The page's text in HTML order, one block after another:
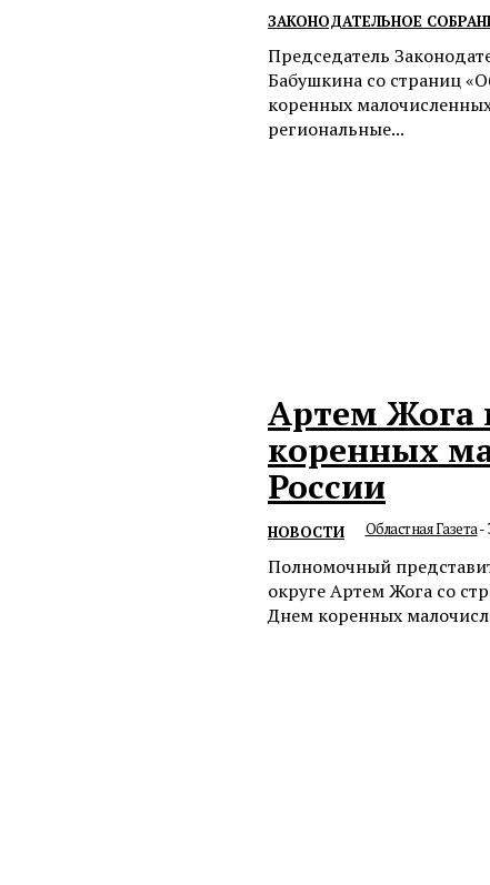
ЗАКОНОДАТЕЛЬНОЕ
Председатель
Бабушкина со страниц
коренных
региональные...
Артем Жога
коренных
России
НОВОСТИ Областная Газета-
Полномочный
округе Артем Жога со
Днем коренных